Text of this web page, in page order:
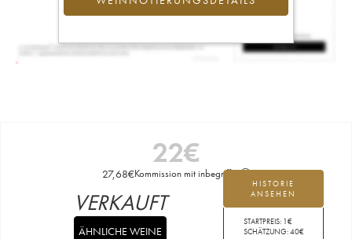
22€
27,68€Kommission mit inbegriffen
HISTORIE
ANSEHEN
STARTPREIS: 1€
SCHÄTZUNG:40€
VERKAUFT
ÄHNLICHE WEINE